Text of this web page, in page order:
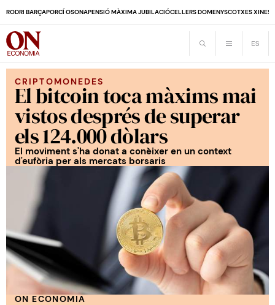
RODRI BARÇAPORCÍ OSONAPENSIÓ MÀXIMA JUBILACIÓCELLERS DOMENYSCOTXES
CRIPTOMONEDES
El bitcoin toca màxims mai
vistos després de superar
els 124.000 dòlars
El moviment s'ha donat a conèixer en un context
d'eufòria per als mercats borsaris
ON ECONOMIA